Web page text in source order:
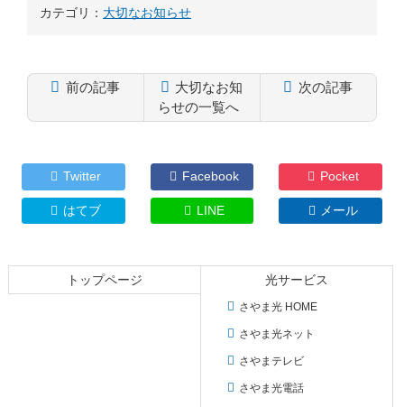
カテゴリ： 大切なお知らせ
前の記事
大切なお知
らせの一覧へ
次の記事
の
戻
Twitter Facebook Pocket
はてブ LINE メール
トップページ 光サービス
さやま光 HOME
さやま光ネット
さやまテレビ
さやま光電話